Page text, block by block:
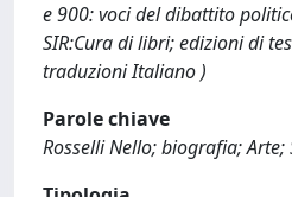
e 900: voci del dibattito
SIR:Cura di libri; edizioni di
traduzioni Italiano )
Parole chiave
Rosselli Nello; biografia; Arte;